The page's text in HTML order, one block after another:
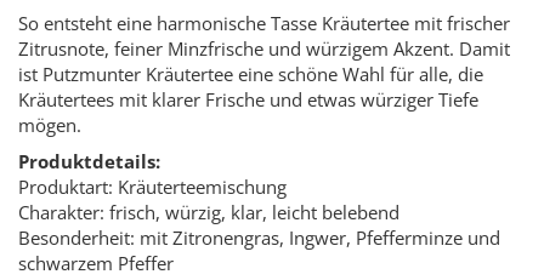
So entsteht eine harmonische Tasse Kräutertee mit frischer
Zitrusnote, feiner Minzfrische und würzigem Akzent. Damit
ist Putzmunter Kräutertee eine schöne Wahl für alle, die
Kräutertees mit klarer Frische und etwas würziger Tiefe
mögen.
Produktdetails:
Produktart: Kräuterteemischung
Charakter: frisch, würzig, klar, leicht belebend
Besonderheit: mit Zitronengras, Ingwer, Pfefferminze und
schwarzem Pfeffer